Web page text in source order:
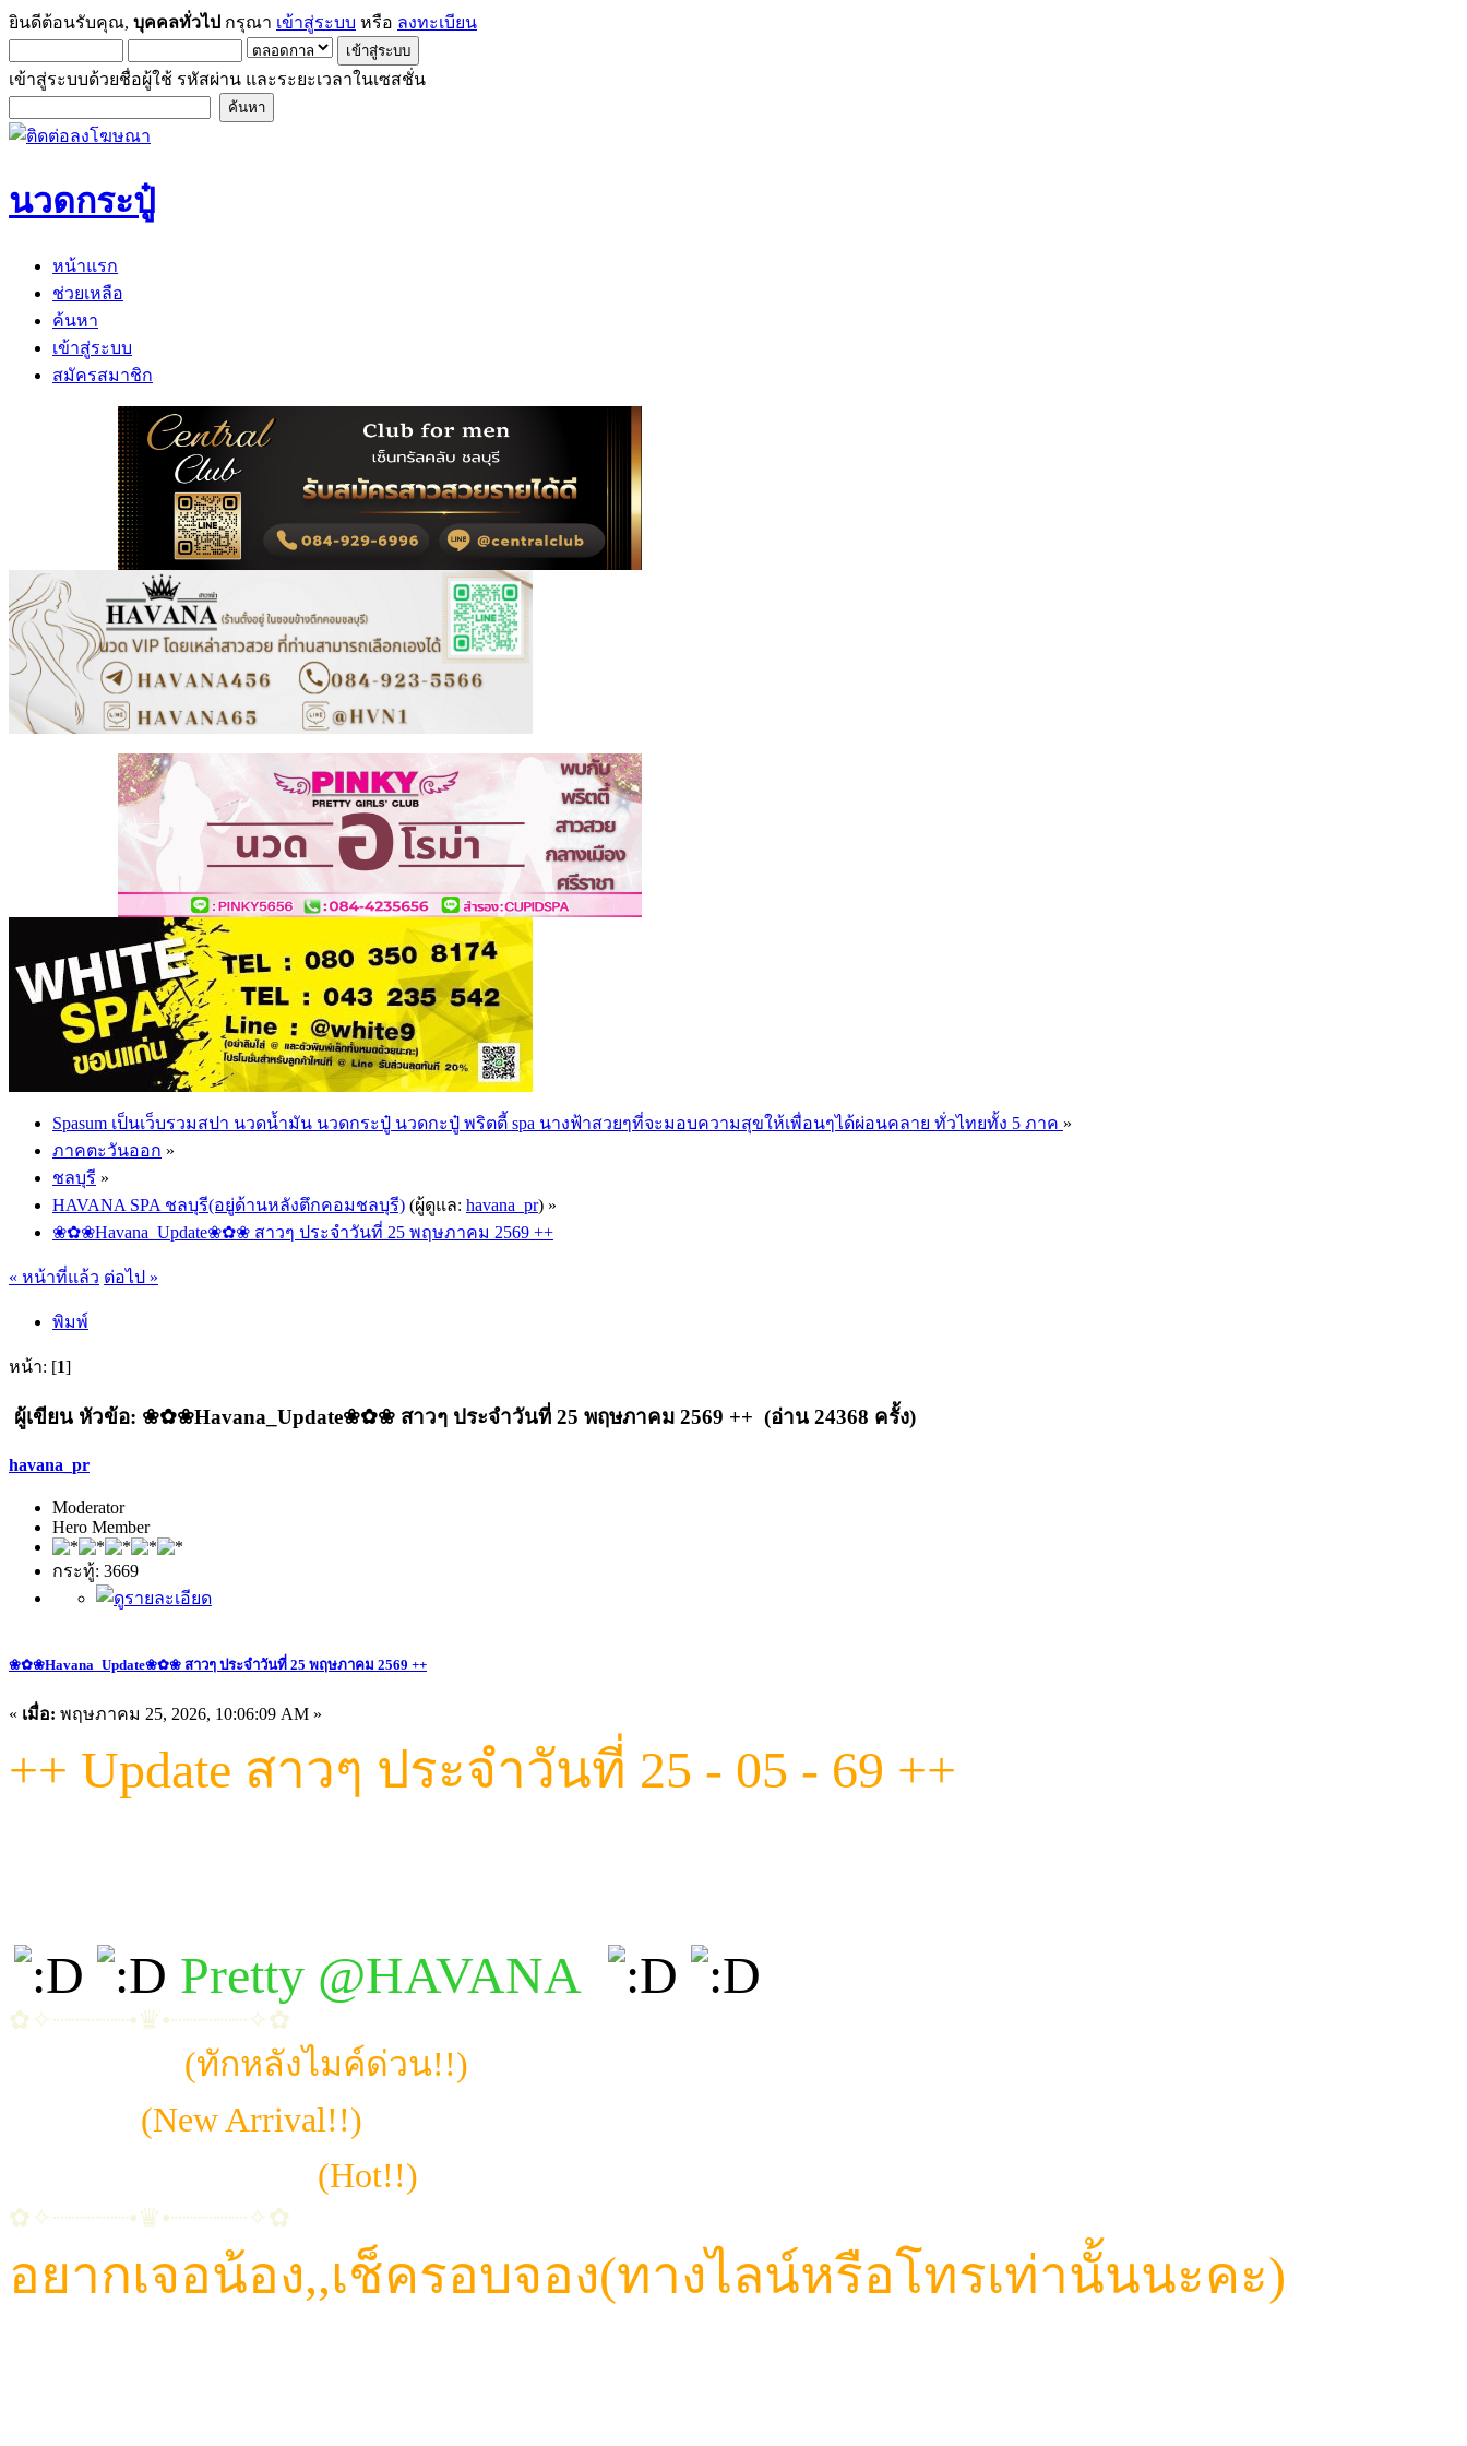
ยินดีต้อนรับคุณ, บุคคลทั่วไป กรุณา เข้าสู่ระบบ หรือ ลงทะเบียน
เข้าสู่ระบบด้วยชื่อผู้ใช้ รหัสผ่าน และระยะเวลาในเซสชั่น
นวดกระปู๋
หน้าแรก
ช่วยเหลือ
ค้นหา
เข้าสู่ระบบ
สมัครสมาชิก
Spasum เป็นเว็บรวมสปา นวดน้ำมัน นวดกระปู๋ นวดกะปู๋ พริตตี้ spa นางฟ้าสวยๆที่จะมอบความสุขให้เพื่อนๆได้ผ่อนคลาย ทั่วไทยทั้ง 5 ภาค »
ภาคตะวันออก »
ชลบุรี »
HAVANA SPA ชลบุรี(อยู่ด้านหลังตึกคอมชลบุรี) (ผู้ดูแล: havana_pr) »
❀✿❀Havana_Update❀✿❀ สาวๆ ประจำวันที่ 25 พฤษภาคม 2569 ++
« หน้าที่แล้ว ต่อไป »
พิมพ์
หน้า: [1]
ผู้เขียน หัวข้อ: ❀✿❀Havana_Update❀✿❀ สาวๆ ประจำวันที่ 25 พฤษภาคม 2569 ++ (อ่าน 24368 ครั้ง)
havana_pr
Moderator
Hero Member
กระทู้: 3669
❀✿❀Havana_Update❀✿❀ สาวๆ ประจำวันที่ 25 พฤษภาคม 2569 ++
« เมื่อ: พฤษภาคม 25, 2026, 10:06:09 AM »
++ Update สาวๆ ประจำวันที่ 25 - 05 - 69 ++
Pretty @HAVANA
✿✧┈┈┈┈┈•♛•┈┈┈┈┈✧✿
(ทักหลังไมค์ด่วน!!)
(New Arrival!!)
(Hot!!)
✿✧┈┈┈┈┈•♛•┈┈┈┈┈✧✿
อยากเจอน้อง,,เช็ครอบจอง(ทางไลน์หรือโทรเท่านั้นนะคะ)